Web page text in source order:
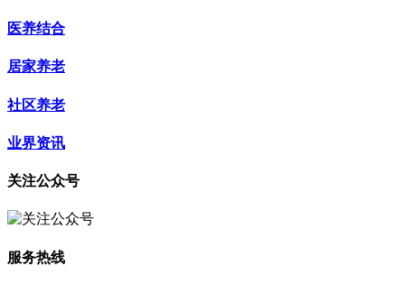
医养结合
居家养老
社区养老
业界资讯
关注公众号
服务热线